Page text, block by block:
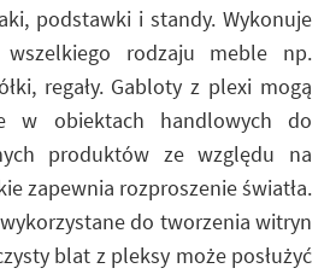
podstawki i standy. Wykonuje
rodzaju meble np.
regały. Gabloty z plexi mogą
w obiektach handlowych do
produktów ze względu na
zapewnia rozproszenie światła.
do tworzenia witryn
blat z pleksy może posłużyć